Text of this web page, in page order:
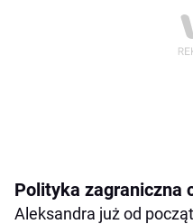
Polityka zagraniczna
Aleksandra już od